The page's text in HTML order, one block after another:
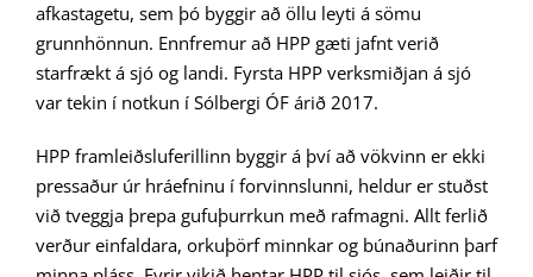
afkastagetu, sem þó byggir að öllu leyti á sömu
grunnhönnun. Ennfremur að HPP gæti jafnt verið
starfrækt á sjó og landi. Fyrsta HPP verksmiðjan á sjó
var tekin í notkun í Sólbergi ÓF árið 2017.
HPP framleiðsluferillinn byggir á því að vökvinn er ekki
pressaður úr hráefninu í forvinnslunni, heldur er stuðst
við tveggja þrepa gufuþurrkun með rafmagni. Allt ferlið
verður einfaldara, orkuþörf minnkar og búnaðurinn þarf